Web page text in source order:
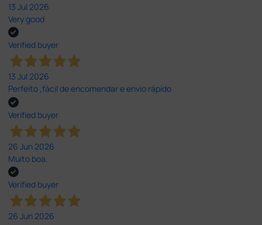
13 Jul 2026
Very good
Verified buyer
13 Jul 2026
Perfeito ,fácil de encomendar e envio rápido
Verified buyer
26 Jun 2026
Muito boa.
Verified buyer
26 Jun 2026